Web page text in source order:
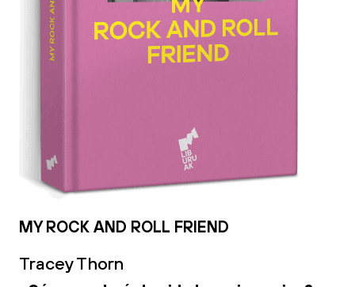
MY ROCK AND ROLL FRIEND
Tracey Thorn